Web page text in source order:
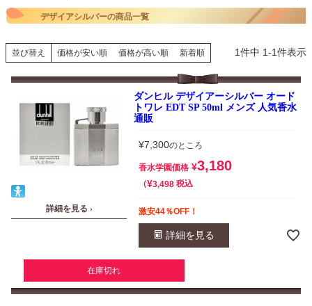
デザイアシルバーの商品一覧
並び替え 価格が安い順 価格が高い順 新着順 1件中 1-1件表示
詳細を見る ›
ダンヒル デザイアーシルバー オード
トワレ EDT SP 50ml メンズ 人気香水
通販
¥7,300のところ
香水学園価格 ¥3,180
¥3,498 税込
激安44％OFF！
詳細を見る
在庫切れ